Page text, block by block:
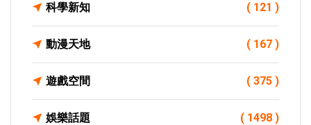
科學新知 ( 121 )
動漫天地 ( 167 )
遊戲空間 ( 375 )
娛樂話題 ( 1498 )